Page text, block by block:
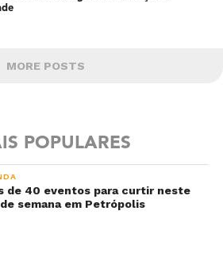
MORE POSTS
POPULARES
de 40 eventos para curtir neste
semana em Petrópolis